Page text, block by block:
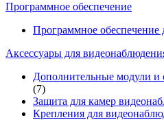
Программное обеспечение
Программное обеспечение
Аксессуары для
Дополнительные модули и
(7)
Защита для камер
Крепления для